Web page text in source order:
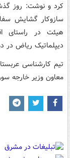
کرد و نوشت: روز
سازوکار گشایش
هیئت در راستای
دیپلماتیک ریاض
تیم کارشناسی
معاون وزیر خارجه